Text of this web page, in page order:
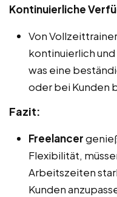
Kontinuierliche
Von
kontinuierlich
was eine
oder bei Kunden
Fazit:
Freelancer
Flexibilität,
Arbeitszeiten
Kunden